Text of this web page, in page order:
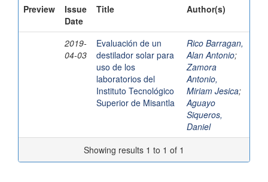
Preview
Issue
Date
Title Author(s)
2019-
04-03
Evaluación de un
destilador solar para
uso de los
laboratorios del
Instituto Tecnológico
Superior de Misantla
Rico Barragan,
Alan Antonio;
Zamora
Antonio,
Miriam Jesica;
Aguayo
Siqueros,
Daniel
Showing results 1 to 1 of 1